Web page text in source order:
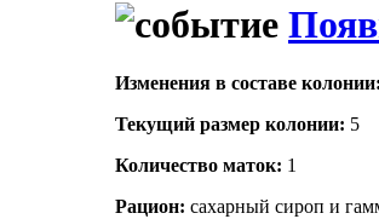
Изменения в составе
Текущий размер кoлонии: 5
Количество маток: 1
Рацион: сахарный сироп и